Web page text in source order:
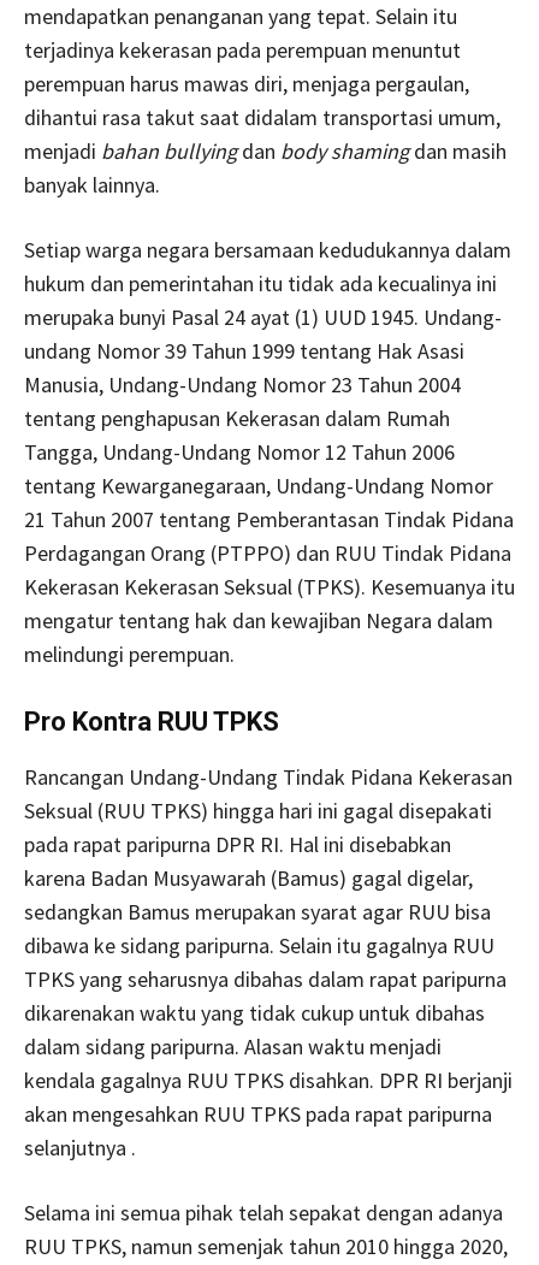
mendapatkan penanganan yang tepat. Selain itu
terjadinya kekerasan pada perempuan menuntut
perempuan harus mawas diri, menjaga pergaulan,
dihantui rasa takut saat didalam transportasi umum,
menjadi bahan bullyingdan body shamingdan masih
banyak lainnya.
Setiap warga negara bersamaan kedudukannya dalam
hukum dan pemerintahan itu tidak ada kecualinya ini
merupaka bunyi Pasal 24 ayat (1) UUD 1945. Undang-
undang Nomor 39 Tahun 1999 tentang Hak Asasi
Manusia, Undang-Undang Nomor 23 Tahun 2004
tentang penghapusan Kekerasan dalam Rumah
Tangga, Undang-Undang Nomor 12 Tahun 2006
tentang Kewarganegaraan, Undang-Undang Nomor
21 Tahun 2007 tentang Pemberantasan Tindak Pidana
Perdagangan Orang (PTPPO) dan RUU Tindak Pidana
Kekerasan Kekerasan Seksual (TPKS). Kesemuanya itu
mengatur tentang hak dan kewajiban Negara dalam
melindungi perempuan.
Pro Kontra RUU TPKS
Rancangan Undang-Undang Tindak Pidana Kekerasan
Seksual (RUU TPKS) hingga hari ini gagal disepakati
pada rapat paripurna DPR RI. Hal ini disebabkan
karena Badan Musyawarah (Bamus) gagal digelar,
sedangkan Bamus merupakan syarat agar RUU bisa
dibawa ke sidang paripurna. Selain itu gagalnya RUU
TPKS yang seharusnya dibahas dalam rapat paripurna
dikarenakan waktu yang tidak cukup untuk dibahas
dalam sidang paripurna. Alasan waktu menjadi
kendala gagalnya RUU TPKS disahkan. DPR RI berjanji
akan mengesahkan RUU TPKS pada rapat paripurna
selanjutnya .
Selama ini semua pihak telah sepakat dengan adanya
RUU TPKS, namun semenjak tahun 2010 hingga 2020,